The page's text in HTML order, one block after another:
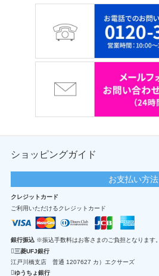
ショッピングガイド
お支払い方法
クレジットカード
ご利用いただけるクレジットカード
銀行振込 ※振込手数料はお客さまのご負担となります。
三菱UFJ銀行
江戸川橋支店 普通 1207627 カ）エクサーズ
ゆうちょ銀行